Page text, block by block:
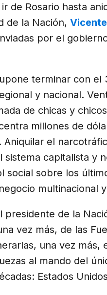
de Rosario hasta
de la Nación,
por el
terminar con el
y nacional.
de chicas y
millones de
Aniquilar el
sistema capitalista y
social sobre los
multinacional
presidente de la
vez más, de las
una vez más,
al mando del
Estados